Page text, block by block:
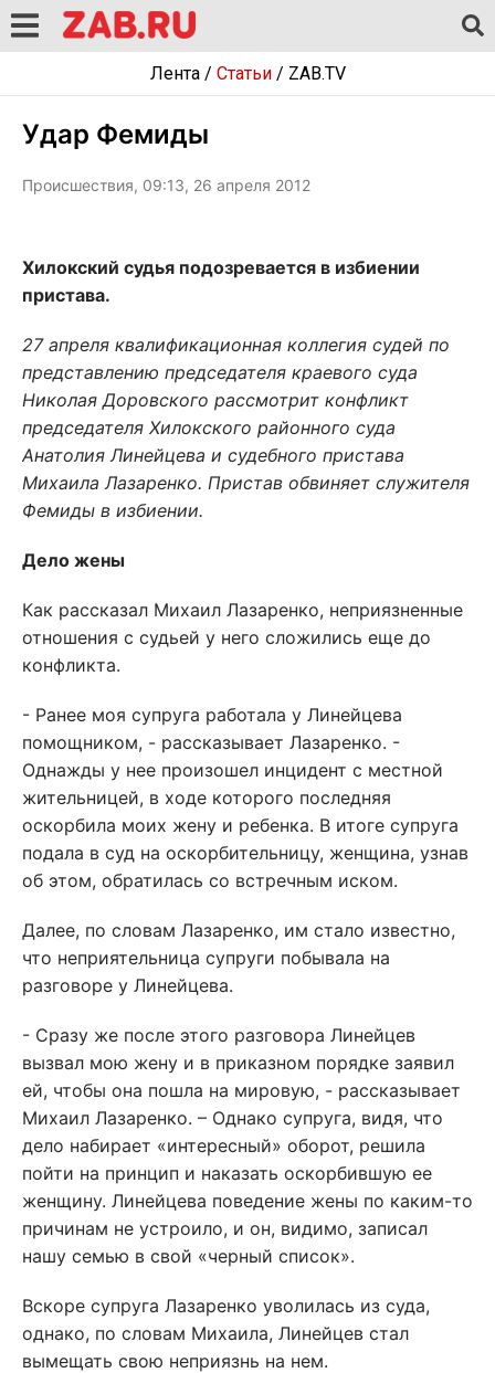
Лента/ Статьи/ ZAB.TV
Удар Фемиды
Происшествия, 09:13, 26 апреля 2012
Хилокский судья подозревается в избиении
пристава.
27 апреля квалификационная коллегия судей по
представлению председателя краевого суда
Николая Доровского рассмотрит конфликт
председателя Хилокского районного суда
Анатолия Линейцева и судебного пристава
Михаила Лазаренко. Пристав обвиняет служителя
Фемиды в избиении.
Дело жены
Как рассказал Михаил Лазаренко, неприязненные
отношения с судьей у него сложились еще до
конфликта.
- Ранее моя супруга работала у Линейцева
помощником, - рассказывает Лазаренко. -
Однажды у нее произошел инцидент с местной
жительницей, в ходе которого последняя
оскорбила моих жену и ребенка. В итоге супруга
подала в суд на оскорбительницу, женщина, узнав
об этом, обратилась со встречным иском.
Далее, по словам Лазаренко, им стало известно,
что неприятельница супруги побывала на
разговоре у Линейцева.
- Сразу же после этого разговора Линейцев
вызвал мою жену и в приказном порядке заявил
ей, чтобы она пошла на мировую, - рассказывает
Михаил Лазаренко. – Однако супруга, видя, что
дело набирает «интересный» оборот, решила
пойти на принцип и наказать оскорбившую ее
женщину. Линейцева поведение жены по каким-то
причинам не устроило, и он, видимо, записал
нашу семью в свой «черный список».
Вскоре супруга Лазаренко уволилась из суда,
однако, по словам Михаила, Линейцев стал
вымещать свою неприязнь на нем.